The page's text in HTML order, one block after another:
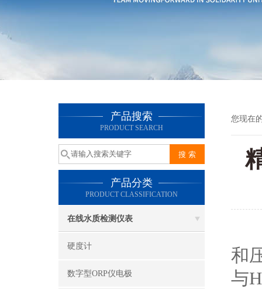
产品搜索
PRODUCT SEARCH
产品分类
PRODUCT CLASSIFICATION
在线水质检测仪表
硬度计
数字型ORP仪电极
您现在
和
与